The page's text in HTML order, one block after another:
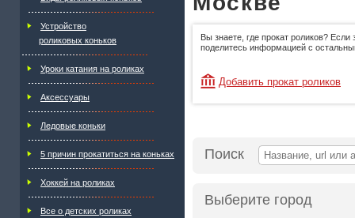
Устройство
роликовых коньков
Уроки катания на роликах
Аксессуары
Ледовые коньки
5 причин прокатиться на коньках
Хоккей на роликах
Все о детских роликах
Вы знаете, где прокат роликов? Если
поделитесь информацией с
Добавить прокат роликов
Поиск
Выберите город